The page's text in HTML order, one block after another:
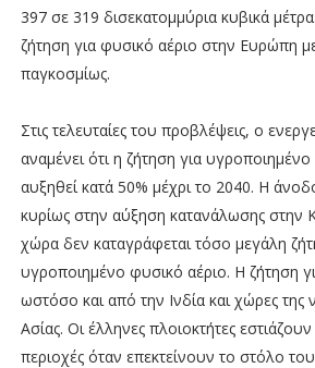
397 σε 319 δισεκατομμύρια κυβικά
ζήτηση για φυσικό αέριο στην Ευρώπη
παγκοσμίως.
Στις τελευταίες του προβλέψεις, ο
αναμένει ότι η ζήτηση για
αυξηθεί κατά 50% μέχρι το 2040. Η
κυρίως στην αύξηση κατανάλωσης στην
χώρα δεν καταγράφεται τόσο μεγάλη
υγροποιημένο φυσικό αέριο. Η ζήτηση
ωστόσο και από την Ινδία και χώρες της
Ασίας. Οι έλληνες πλοιοκτήτες
περιοχές όταν επεκτείνουν το στόλο